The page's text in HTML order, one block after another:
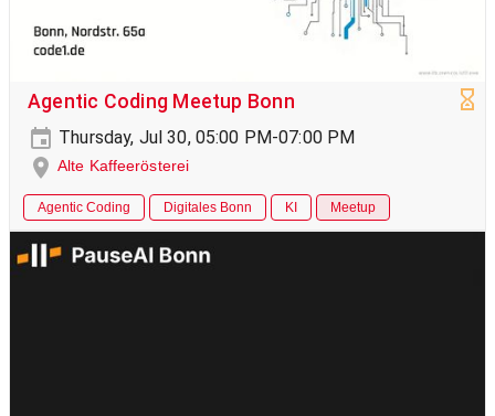
Agentic Coding Meetup Bonn
Thursday, Jul 30, 05:00 PM-07:00 PM
Alte Kaffeerösterei
Agentic Coding Digitales Bonn KI Meetup